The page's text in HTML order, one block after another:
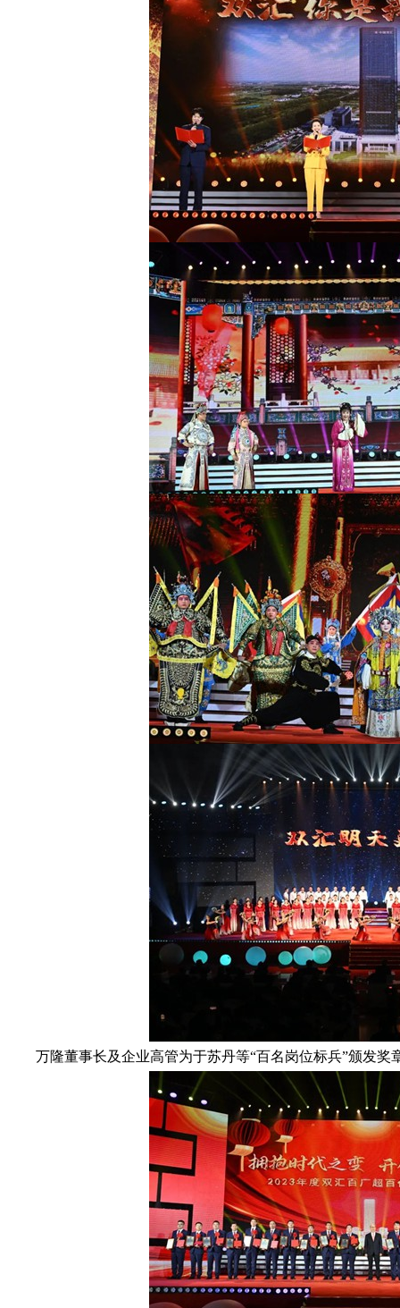
万隆董事长及企业高管为于苏丹等“百名岗位标兵”颁发奖